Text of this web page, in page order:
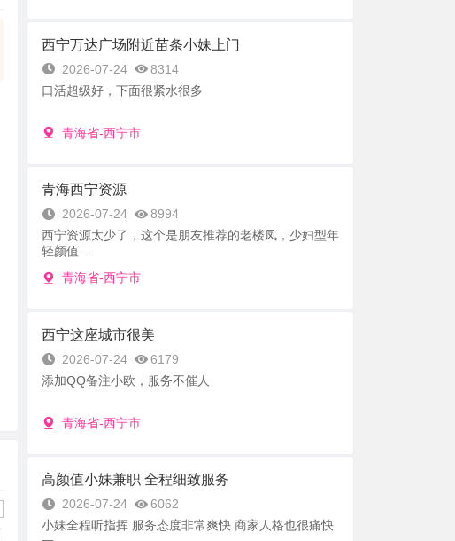
西宁万达广场附近苗条小妹上门
2026-07-24
8314
口活超级好，下面很紧水很多
青海省-西宁市
青海西宁资源
2026-07-24
8994
西宁资源太少了，这个是朋友推荐的老楼凤，少妇型年
轻颜值 ...
青海省-西宁市
西宁这座城市很美
2026-07-24
6179
添加QQ备注小欧，服务不催人
青海省-西宁市
高颜值小妹兼职 全程细致服务
2026-07-24
6062
小妹全程听指挥 服务态度非常爽快 商家人格也很痛快